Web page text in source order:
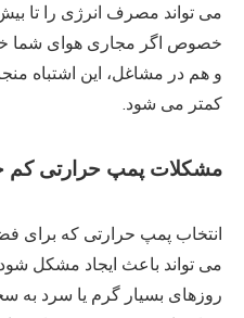
خصوص اگر مجاری هوای شما
و هم در مشاغل، این اشتباه
کمتر می شود.
مشکلات پمپ حرارتی کم
انتخاب پمپ حرارتی که برای
می تواند باعث ایجاد مشکل
روزهای بسیار گرم یا سرد به